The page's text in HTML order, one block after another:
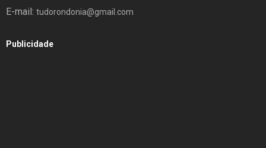
E-mail: tudorondonia@gmail.com
Publicidade